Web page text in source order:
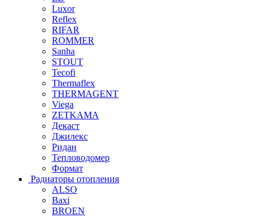
Luxor
Reflex
RIFAR
ROMMER
Sanha
STOUT
Tecofi
Thermaflex
THERMAGENT
Viega
ZETKAMA
Декаст
Джилекс
Ридан
Тепловодомер
Формат
Радиаторы отопления
ALSO
Baxi
BROEN